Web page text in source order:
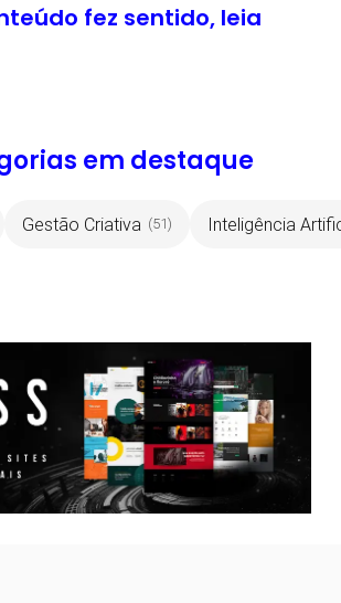
fez sentido, leia
em destaque
Gestão Criativa (51) Inteligência